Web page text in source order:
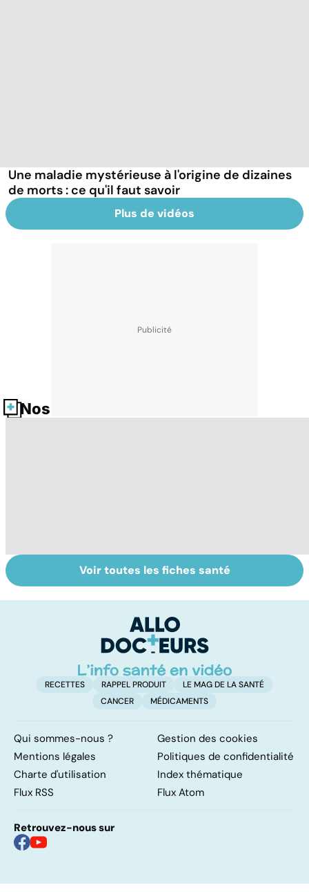
Une maladie mystérieuse à l'origine de dizaines
de morts : ce qu'il faut savoir
Plus de vidéos
Nos fiches santé
Tout savoir sur
les infections
La tuberculose
pulmonaire
Voir toutes les fiches santé
RECETTES RAPPEL PRODUIT
LE MAG DE LA SANTÉ
CANCER
MÉDICAMENTS
Qui sommes-nous ?
Gestion des cookies
Mentions légales
Politiques de confidentialité
Charte d'utilisation
Index thématique
Flux RSS
Flux Atom
Retrouvez-nous sur